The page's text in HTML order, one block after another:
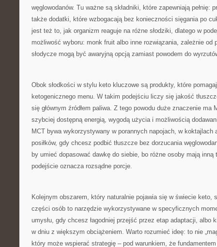
węglowodanów. Tu ważne są składniki, które zapewniają pełnię:
także dodatki, które wzbogacają bez konieczności sięgania po
jest też to, jak organizm reaguje na różne słodziki, dlatego w
możliwość wyboru: monk fruit albo inne rozwiązania, zależnie od
słodycze mogą być awaryjną opcją zamiast powodem do
Obok słodkości w stylu keto kluczowe są produkty, które
ketogenicznego menu. W takim podejściu liczy się jakość
się głównym źródłem paliwa. Z tego powodu duże znaczenie ma
szybciej dostępną energią, wygodą użycia i możliwością
MCT bywa wykorzystywany w porannych napojach, w koktajlach
posiłków, gdy chcesz podbić tłuszcze bez dorzucania
by umieć dopasować dawkę do siebie, bo różne osoby mają inną
podejście oznacza rozsądne porcje.
Kolejnym obszarem, który naturalnie pojawia się w świecie keto,
części osób to narzędzie wykorzystywane w specyficznych
umysłu, gdy chcesz łagodniej przejść przez etap adaptacji, albo
w dniu z większym obciążeniem. Warto rozumieć ideę: to nie
który może wspierać strategię – pod warunkiem, że